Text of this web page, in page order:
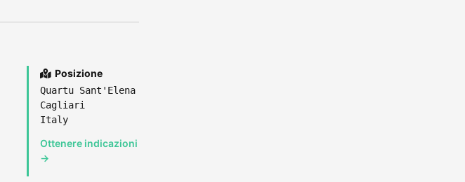
Posizione
Quartu Sant'Elena
Cagliari
Italy
Ottenere indicazioni
→